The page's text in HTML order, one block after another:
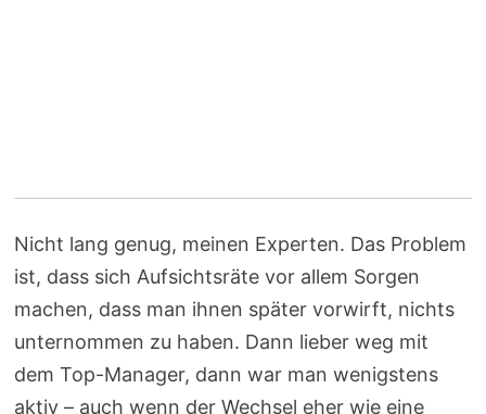
Nicht lang genug, meinen Experten. Das Problem
ist, dass sich Aufsichtsräte vor allem Sorgen
machen, dass man ihnen später vorwirft, nichts
unternommen zu haben. Dann lieber weg mit
dem Top-Manager, dann war man wenigstens
aktiv – auch wenn der Wechsel eher wie eine